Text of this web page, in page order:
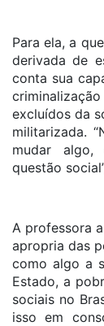
Para ela, a
derivada de
conta sua
excluídos da
militarizada.
mudar algo,
questão
A professora
apropria das
como algo a
Estado, a
sociais no
isso em